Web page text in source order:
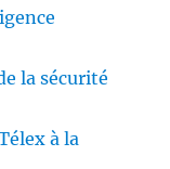
la sécurité
à la